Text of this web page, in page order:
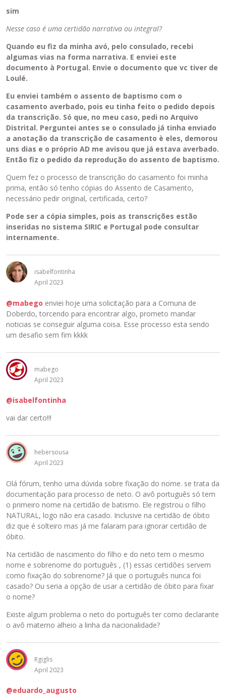
e
e
r
e
c
l
u
í
d
o
u
a
n
d
a
t
c
l
e
t
a
s
p
a
c
e
P
s
u
l
sim
Nesse caso é uma certidão narrativa ou integral?
Quando eu fiz da minha avó, pelo consulado, recebi
algumas vias na forma narrativa. E enviei este
documento à Portugal. Envie o documento que vc tiver de
Loulé.
Eu enviei também o assento de baptismo com o
casamento averbado, pois eu tinha feito o pedido depois
da transcrição. Só que, no meu caso, pedi no Arquivo
Distrital. Perguntei antes se o consulado já tinha enviado
a anotação da transcrição de casamento è eles, demorou
uns dias e o próprio AD me avisou que já estava averbado.
Então fiz o pedido da reprodução do assento de baptismo.
Quem fez o processo de transcrição do casamento foi minha
prima, então só tenho cópias do Assento de Casamento,
necessário pedir original, certificada, certo?
Pode ser a cópia simples, pois as transcrições estão
inseridas no sistema SIRIC e Portugal pode consultar
internamente.
isabelfontinha
April 2023
@mabego enviei hoje uma solicitação para a Comuna de
Doberdo, torcendo para encontrar algo, prometo mandar
noticias se conseguir alguma coisa. Esse processo esta sendo
um desafio sem fim kkkk
mabego
April 2023
@isabelfontinha
vai dar certo!!!
hebersousa
April 2023
Olá fórum, tenho uma dúvida sobre fixação do nome. se trata da
documentação para processo de neto. O avô português só tem
o primeiro nome na certidão de batismo. Ele registrou o filho
NATURAL, logo não era casado. Inclusive na certidão de óbito
diz que é solteiro mas já me falaram para ignorar certidão de
óbito.
Na certidão de nascimento do filho e do neto tem o mesmo
nome e sobrenome do português , (1) essas certidões servem
como fixação do sobrenome? Já que o português nunca foi
casado? Ou seria a opção de usar a certidão de óbito para fixar
o nome?
Existe algum problema o neto do português ter como declarante
o avô materno alheio a linha da nacionalidade?
Rgiglis
April 2023
@eduardo_augusto